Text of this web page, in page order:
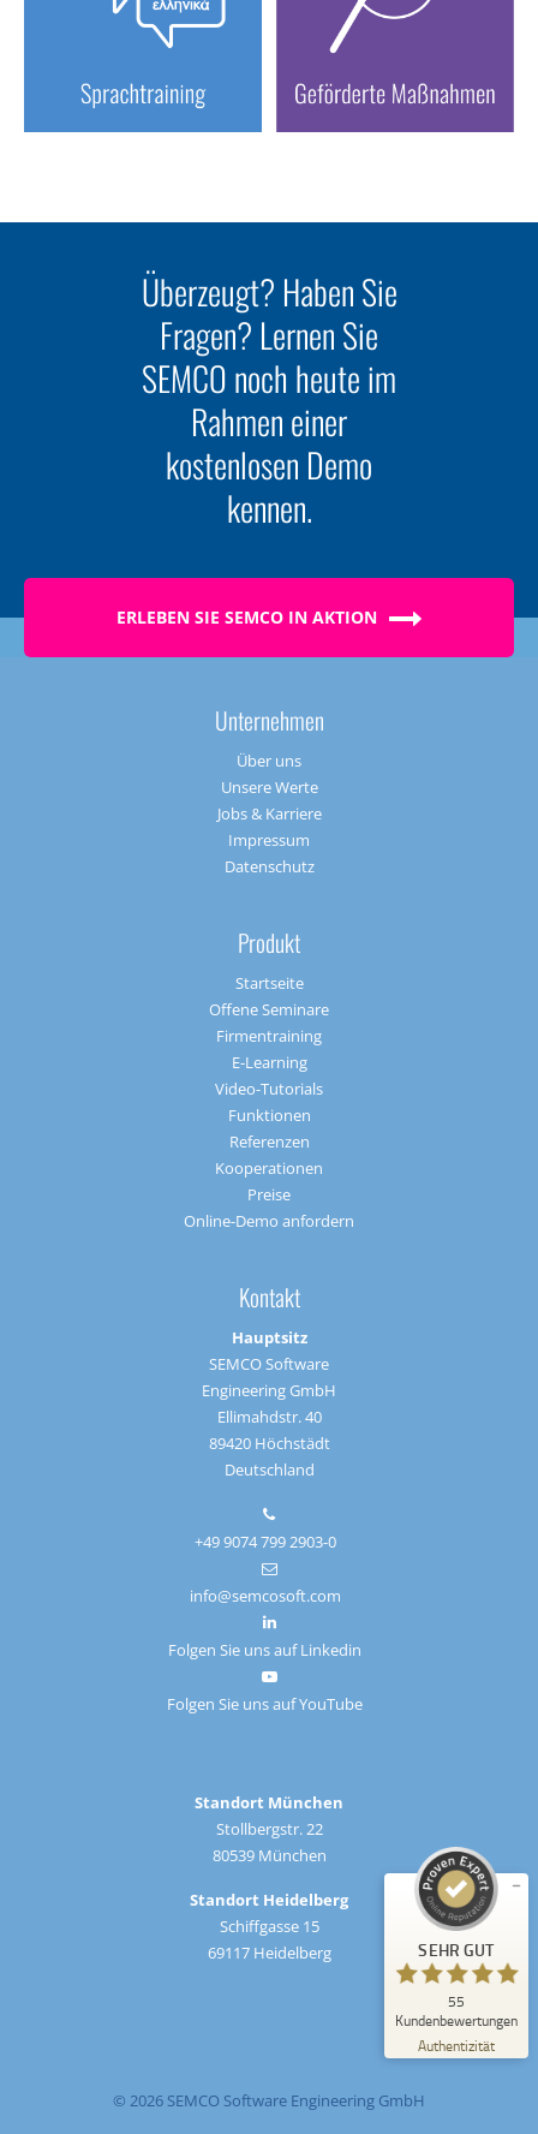
Überzeugt? Haben Sie
Fragen? Lernen Sie
SEMCO noch heute im
Rahmen einer
kostenlosen Demo
kennen.
ERLEBEN SIE SEMCO IN AKTION
Unternehmen
Über uns
Unsere Werte
Jobs & Karriere
Impressum
Datenschutz
Produkt
Startseite
Offene Seminare
Firmentraining
E-Learning
Video-Tutorials
Funktionen
Referenzen
Kooperationen
Preise
Online-Demo anfordern
Kontakt
Hauptsitz
SEMCO Software
Engineering GmbH
Ellimahdstr. 40
89420 Höchstädt
Deutschland
+49 9074 799 2903-0
info@semcosoft.com
Folgen Sie uns auf Linkedin
Folgen Sie uns auf YouTube
Standort München
Stollbergstr. 22
80539 München
Standort Heidelberg
Schiffgasse 15
69117 Heidelberg
© 2026 SEMCO Software Engineering GmbH
SEHR GUT
55
Kundenbewertungen
Authentizität
ProvenExpert.com
SEHR GUT
4,91
/
5,00
27
Bewertungen auf
ProvenExpert.com
28
Bewertungen von
1
anderen Quelle
Blick aufs ProvenExpert-Profil werfen
10.08.2026